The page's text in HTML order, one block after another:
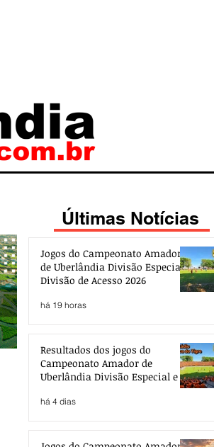
Últimas Notícias
Jogos do Campeonato Amador
de Uberlândia Divisão Especial e
Divisão de Acesso 2026
há 19 horas
Resultados dos jogos do
Campeonato Amador de
Uberlândia Divisão Especial e de
há 4 dias